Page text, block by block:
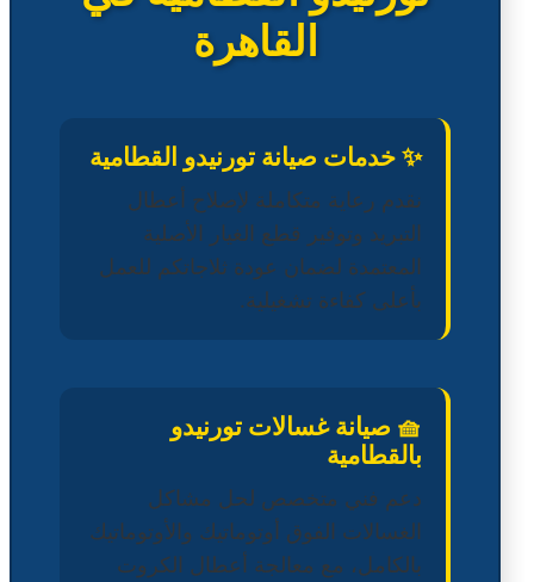
القاهرة
✨ خدمات صيانة تورنيدو القطامية
نقدم رعاية متكاملة لإصلاح أعطال
التبريد وتوفير قطع الغيار الأصلية
المعتمدة لضمان عودة ثلاجاتكم للعمل
بأعلى كفاءة تشغيلية.
🧺 صيانة غسالات تورنيدو
بالقطامية
دعم فني متخصص لحل مشاكل
الغسالات الفوق أوتوماتيك والأوتوماتيك
بالكامل، مع معالجة أعطال الكروت